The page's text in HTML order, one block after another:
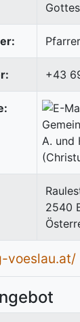
+43
2540
voeslau.at/